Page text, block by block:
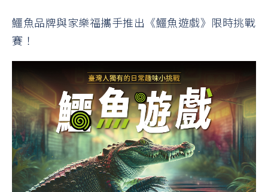
鱷魚品牌與家樂福攜手推出《鱷魚遊戲》限時挑戰
賽！